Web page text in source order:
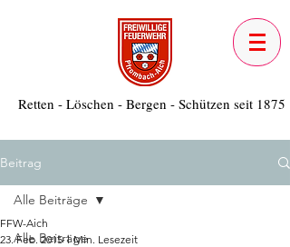
Retten - Löschen - Bergen - Schützen seit 1875
Beitrag
Alle Beiträge
Alle Beiträge
FFW-Aich
23. Feb. 2015 1 Min. Lesezeit